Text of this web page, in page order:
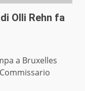
Olli Rehn fa
a Bruxelles